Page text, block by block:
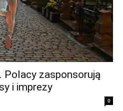
Polacy zasponsorują
i imprezy
0